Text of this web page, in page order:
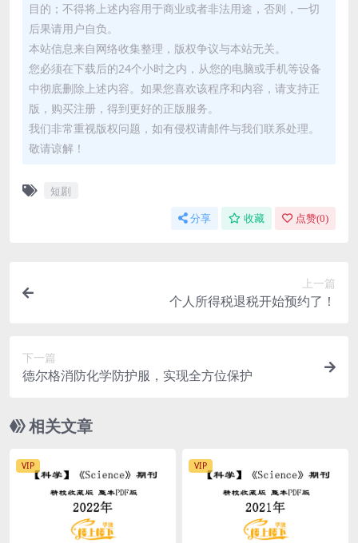
目的；不得将上述内容用于商业或者非法用途，否则，一切
后果请用户自负。
本站信息来自网络收集整理，版权争议与本站无关。
您必须在下载后的24个小时之内，从您的电脑或手机等设备
中彻底删除上述内容。如果您喜欢该程序和内容，请支持正
版，购买注册，得到更好的正版服务。
我们非常重视版权问题，如有侵权请邮件与我们联系处理。
敬请谅解！
短剧
分享 收藏 点赞(0)
上一篇
个人所得税退税开始预约了！
下一篇
德尔格消防化学防护服，实现全方位保护
相关文章
VIP VIP